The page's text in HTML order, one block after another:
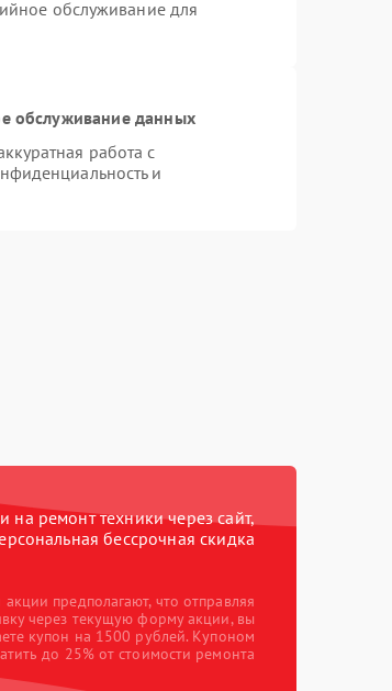
обслуживание для
обслуживание данных
работа с
и
ремонт техники через сайт,
бессрочная скидка
акции предполагают, что отправляя
через текущую форму акции, вы
купон на 1500 рублей. Купоном
до 25% от стоимости ремонта